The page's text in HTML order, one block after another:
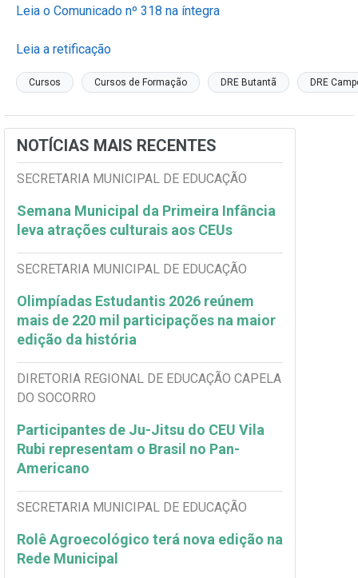
Leia o Comunicado nº 318 na íntegra
Leia a retificação
Cursos Cursos de Formação DRE Butantã DRE
NOTÍCIAS MAIS RECENTES
SECRETARIA MUNICIPAL DE EDUCAÇÃO
Semana Municipal da Primeira Infância
leva atrações culturais aos CEUs
SECRETARIA MUNICIPAL DE EDUCAÇÃO
Olimpíadas Estudantis 2026 reúnem
mais de 220 mil participações na maior
edição da história
DIRETORIA REGIONAL DE EDUCAÇÃO CAPELA
DO SOCORRO
Participantes de Ju-Jitsu do CEU Vila
Rubi representam o Brasil no Pan-
Americano
SECRETARIA MUNICIPAL DE EDUCAÇÃO
Rolê Agroecológico terá nova edição na
Rede Municipal